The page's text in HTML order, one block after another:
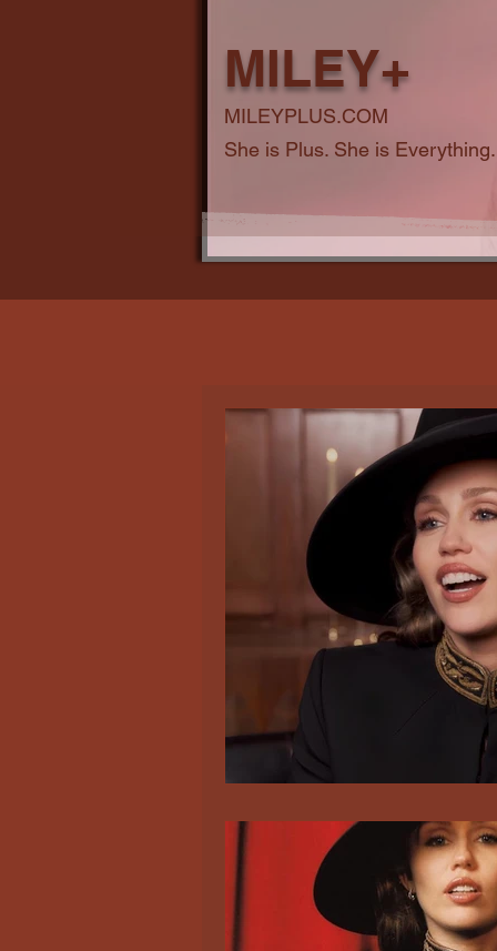
MILEY+
MILEYPLUS.COM
She is Plus. She is Everything.